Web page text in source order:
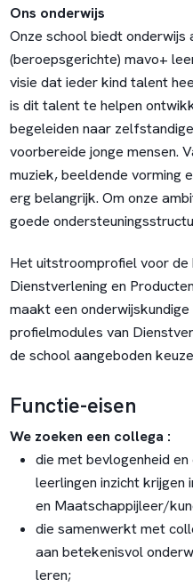
Ons onderwijs
Onze school biedt onderwijs
(beroepsgerichte) mavo+
visie dat ieder kind talent
is dit talent te helpen
begeleiden naar
voorbereide jonge mensen.
muziek, beeldende vorming
erg belangrijk. Om onze
goede
Het uitstroomprofiel voor
Dienstverlening en
maakt een
profielmodules van
de school aangeboden
Functie-eisen
We zoeken een collega :
die met bevlogenheid
leerlingen inzicht krijgen
en Maatschappijleer/
die samenwerkt met
aan betekenisvol
leren;